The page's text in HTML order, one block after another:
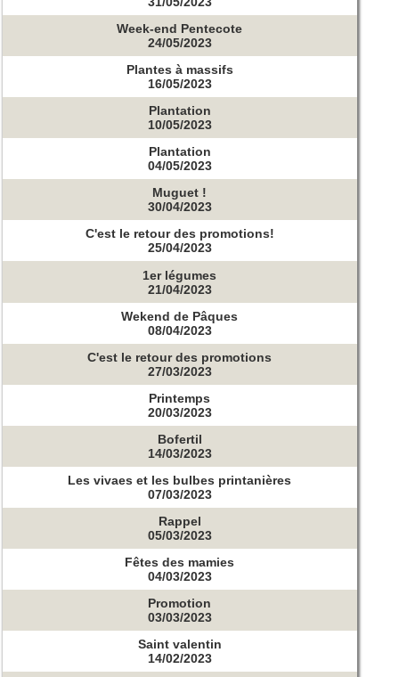
Week-end Pentecote
24/05/2023
Plantes à massifs
16/05/2023
Plantation
10/05/2023
Plantation
04/05/2023
Muguet !
30/04/2023
C'est le retour des promotions!
25/04/2023
1er légumes
21/04/2023
Wekend de Pâques
08/04/2023
C'est le retour des promotions
27/03/2023
Printemps
20/03/2023
Bofertil
14/03/2023
Les vivaes et les bulbes printanières
07/03/2023
Rappel
05/03/2023
Fêtes des mamies
04/03/2023
Promotion
03/03/2023
Saint valentin
14/02/2023